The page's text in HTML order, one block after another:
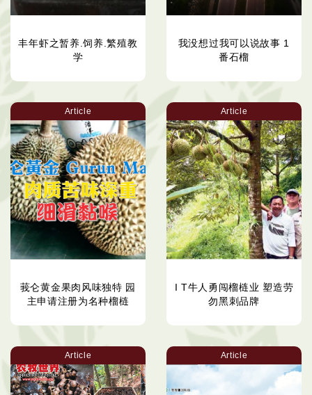
丰年虾之暂养.饲养.繁殖教
学
我没想过我可以说故事 1
番石榴
Article
莪仑黄金果肉风味独特 园
主申请注册为名种榴梿
Article
I T牛人勇闯榴梿业 塑造劳
勿黑刺品牌
Article Article